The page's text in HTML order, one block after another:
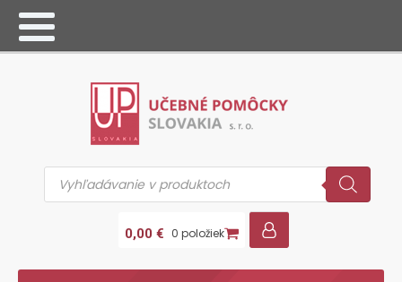
Products
search
0,00 € 0 položiek